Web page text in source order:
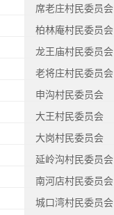
席老庄村民委员会
柏林庵村民委员会
龙王庙村民委员会
老将庄村民委员会
申沟村民委员会
大王村民委员会
大岗村民委员会
延岭沟村民委员会
南河店村民委员会
城口湾村民委员会